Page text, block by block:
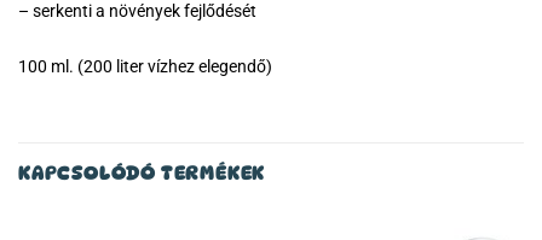
– serkenti a növények fejlődését
100 ml. (200 liter vízhez elegendő)
KAPCSOLÓDÓ TERMÉKEK